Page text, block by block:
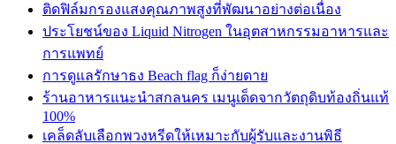
ติดฟิล์มกรองแสงคุณภาพสูงที่พัฒนาอย่างต่อเนื่อง
ประโยชน์ของ Liquid Nitrogen ในอุตสาหกรรมอาหารและ
การแพทย์
การดูแลรักษาธง Beach flag ก็ง่ายดาย
ร้านอาหารแนะนำสกลนคร เมนูเด็ดจากวัตถุดิบท้องถิ่นแท้
100%
เคล็ดลับเลือกพวงหรีดให้เหมาะกับผู้รับและงานพิธี